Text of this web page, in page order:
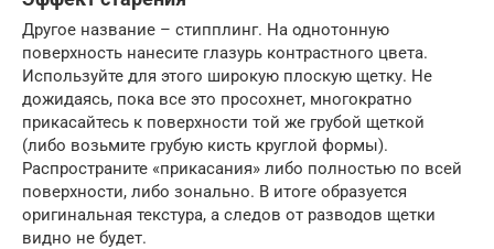
Другое название – стипплинг. На однотонную
поверхность нанесите глазурь контрастного цвета.
Используйте для этого широкую плоскую щетку. Не
дожидаясь, пока все это просохнет, многократно
прикасайтесь к поверхности той же грубой щеткой
(либо возьмите грубую кисть круглой формы).
Распространите «прикасания» либо полностью по всей
поверхности, либо зонально. В итоге образуется
оригинальная текстура, а следов от разводов щетки
видно не будет.